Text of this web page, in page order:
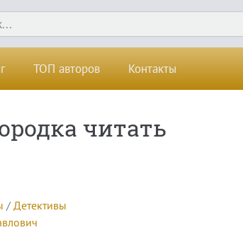
ТОП авторов Контакты
читать
/ Детективы